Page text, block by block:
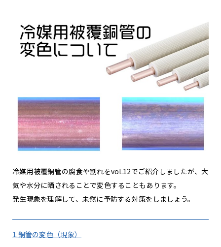
冷媒用被覆銅管の腐食や割れをvol.12でご紹介しましたが、大
気や水分に晒されることで変色することもあります。
発生現象を理解して、未然に予防する対策をしましょう。
1.銅管の変色（現象）